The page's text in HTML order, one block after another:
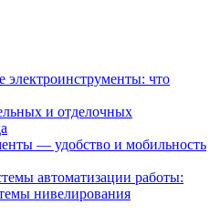
что
и отделочных
— удобство и мобильность
автоматизации работы:
нивелирования